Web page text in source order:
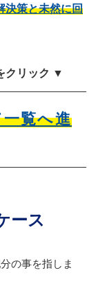
決策と未然に回
クリック ▼
覧へ進
ース
の事を指しま